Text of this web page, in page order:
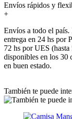
Envíos rápidos y
+
Envíos a todo el
entrega en 24 hs por
72 hs por UES
disponibles en los 30
en buen estado.
También te puede